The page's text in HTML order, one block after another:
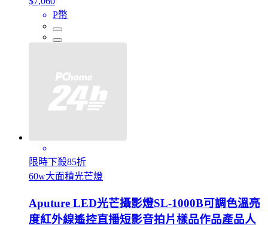
P幣
限時下殺85折
60w大面積光芒燈
Aputure LED光芒攝影燈SL-1000B可調色溫亮
度紅外線遙控直播短影音拍片樣品作品產品人